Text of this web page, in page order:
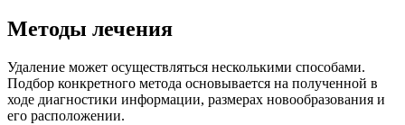
Методы лечения
Удаление может осуществляться несколькими способами.
Подбор конкретного метода основывается на полученной в
ходе диагностики информации, размерах новообразования и
его расположении.